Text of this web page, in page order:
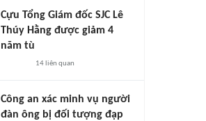
Cựu Tổng Giám đốc SJC Lê
Thúy Hằng được giảm 4
năm tù
14 liên quan
Công an xác minh vụ người
đàn ông bị đối tượng đạp